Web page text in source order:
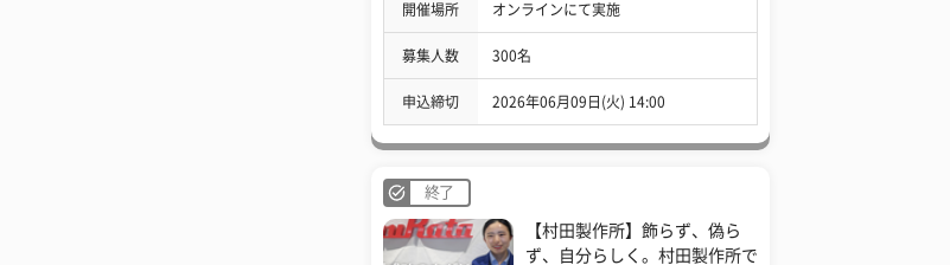
開催場所 オンラインにて実施
募集人数 300名
申込締切 2026年06月09日(火) 14:00
終了
【村田製作所】飾らず、偽ら
ず、自分らしく。村田製作所で